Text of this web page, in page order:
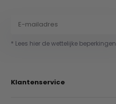
* Lees hier de wettelijke beperkingen
Klantenservice